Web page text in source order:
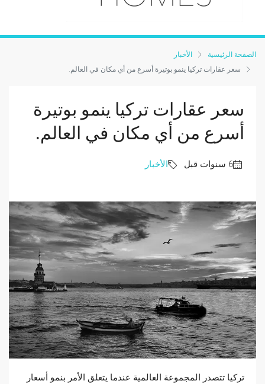
الصفحة الرئيسية
الأخبار
سعر عقارات تركيا ينمو بوتيرة أسرع من أي مكان في العالم.
سعر عقارات تركيا ينمو بوتيرة
أسرع من أي مكان في العالم.
الأخبار
تركيا تتصدر المجموعة العالمية عندما يتعلق الأمر بنمو أسعار